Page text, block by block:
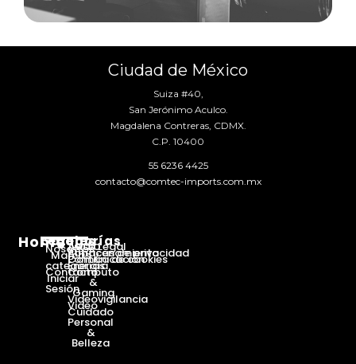
Ciudad de México
Suiza #40,
San Jerónimo Aculco.
Magdalena Contreras, CDMX.
C.P. 10400
55 6236 4425
contacto@comtec-imports.com.mx
HomeNosotros
Marcas y
categorías
Contacto
Iniciar
Sesión
Categorías
Audio
Almacenamiento
Comunicación
Energía
Cómputo
&
Gaming
Videovigilancia
Video
Cuidado
Personal
&
Belleza
LegalesAviso Legal
Políticas de privacidad
Política de cookies